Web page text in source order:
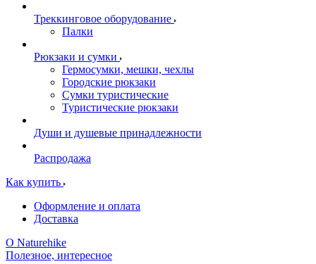
Треккинговое оборудование
Палки
Рюкзаки и сумки
Гермосумки, мешки, чехлы
Городские рюкзаки
Сумки туристические
Туристические рюкзаки
Души и душевые принадлежности
Распродажа
Как купить
Оформление и оплата
Доставка
О Naturehike
Полезное, интересное